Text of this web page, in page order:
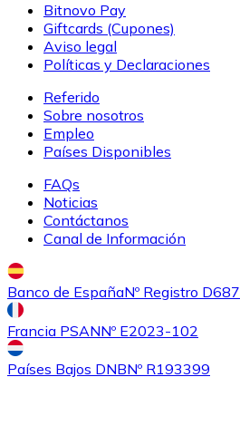
ComprarUniswap
UNI
Comprar
ETC
Bitnovo Pay
Giftcards (Cupones)
Aviso legal
Políticas y Declaraciones
Referido
Sobre nosotros
Empleo
Países Disponibles
FAQs
Noticias
Contáctanos
Canal de Información
Banco de EspañaNº Registro D687
Francia PSANNº E2023-102
Países Bajos DNBNº R193399